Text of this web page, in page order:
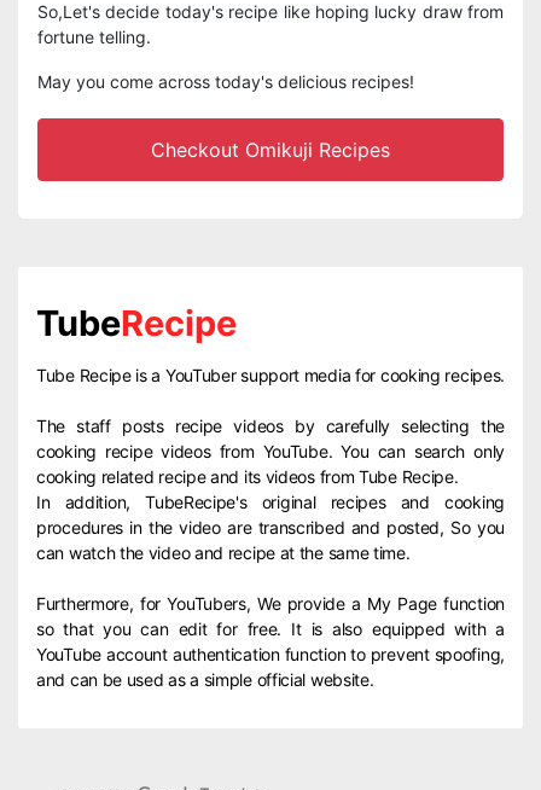
So,Let's decide today's recipe like hoping lucky draw from
fortune telling.
May you come across today's delicious recipes!
Checkout Omikuji Recipes
TubeRecipe
Tube Recipe is a YouTuber support media for cooking recipes.
The staff posts recipe videos by carefully selecting the
cooking recipe videos from YouTube. You can search only
cooking related recipe and its videos from Tube Recipe.
In addition, TubeRecipe's original recipes and cooking
procedures in the video are transcribed and posted, So you
can watch the video and recipe at the same time.
Furthermore, for YouTubers, We provide a My Page function
so that you can edit for free. It is also equipped with a
YouTube account authentication function to prevent spoofing,
and can be used as a simple official website.